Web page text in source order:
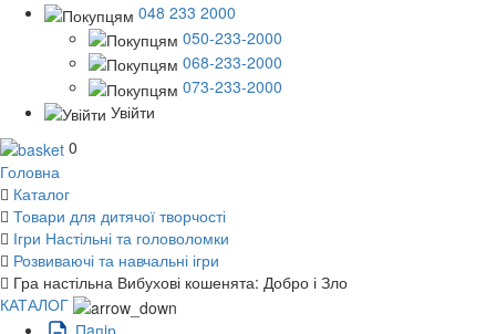
048 233 2000
050-233-2000
068-233-2000
073-233-2000
Увійти
0
Головна
Каталог
Товари для дитячої творчості
Ігри Настільні та головоломки
Розвиваючі та навчальні ігри
Гра настільна Вибухові кошенята: Добро і Зло
КАТАЛОГ
Пaпiр